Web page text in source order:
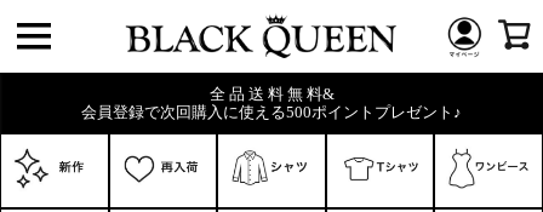
全 品 送 料 無 料&
会員登録で次回購入に使える500ポイントプレゼント♪